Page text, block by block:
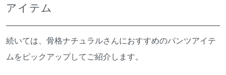
アイテム
続いては、骨格ナチュラルさんにおすすめのパンツアイテ
ムをピックアップしてご紹介します。